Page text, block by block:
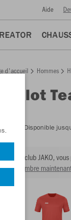
Aide
d'accueil Hommes
Maillot
- Disponible
du club JAKO,
membre